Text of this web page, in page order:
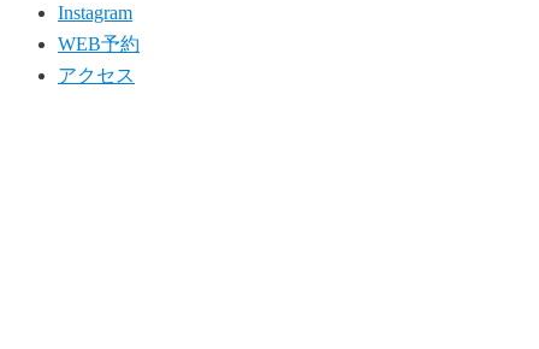
Instagram
WEB予約
アクセス